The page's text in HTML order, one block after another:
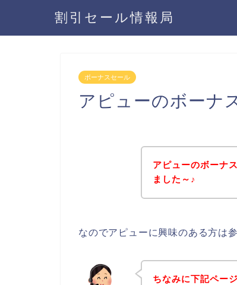
割引セール情報局
ボーナスセール
アピューのボーナ
アピューのボーナ
ました～♪
なのでアピューに興味のある方は
ちなみに下記ペー